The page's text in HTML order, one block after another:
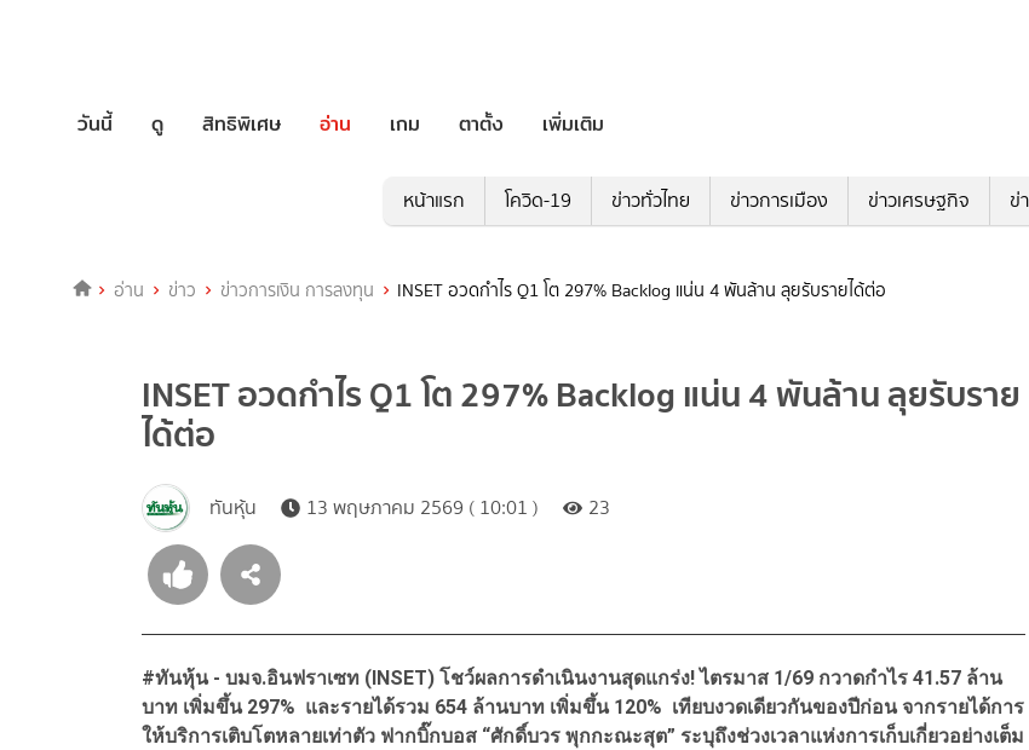
วันนี้ ดู สิทธิพิเศษ อ่าน เกม ตาตั้ง เพิ่มเติม
หน้าแรก โควิด-19 ข่าวทั่วไทย ข่าวการเมือง ข่าวเศรษฐกิจ ข่
อ่าน ข่าว ข่าวการเงิน การลงทุน INSET อวดกำไร Q1 โต 297% Backlog แน่น 4 พันล้าน ลุยรับรายได้ต่อ
INSET อวดกำไร Q1 โต 297% Backlog แน่น 4 พันล้าน ลุยรับราย
ได้ต่อ
ทันหุ้น 13 พฤษภาคม 2569 ( 10:01 ) 23
#ทันหุ้น - บมจ.อินฟราเซท (INSET) โชว์ผลการดำเนินงานสุดแกร่ง! ไตรมาส 1/69 กวาดกำไร 41.57 ล้าน
บาท เพิ่มขึ้น 297% และรายได้รวม 654 ล้านบาท เพิ่มขึ้น 120% เทียบงวดเดียวกันของปีก่อน จากรายได้การ
ให้บริการเติบโตหลายเท่าตัว ฟากบิ๊กบอส “ศักดิ์บวร พุกกะณะสุต” ระบุถึงช่วงเวลาแห่งการเก็บเกี่ยวอย่างเต็ม